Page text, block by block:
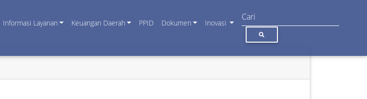
Informasi Layanan Keuangan Daerah PPID Dokumen Inovasi